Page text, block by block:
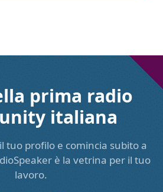
prima radio
italiana
tuo profilo e comincia subito a
è la vetrina per il tuo
lavoro.